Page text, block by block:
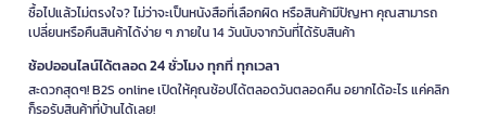
ซื้อไปแล้วไม่ตรงใจ? ไม่ว่าจะเป็นหนังสือที่เลือกผิด หรือสินค้ามีปัญหา คุณสามารถ
เปลี่ยนหรือคืนสินค้าได้ง่าย ๆ ภายใน 14 วันนับจากวันที่ได้รับสินค้า
ช้อปออนไลน์ได้ตลอด 24 ชั่วโมง ทุกที่ ทุกเวลา
สะดวกสุดๆ! B2S online เปิดให้คุณช้อปได้ตลอดวันตลอดคืน อยากได้อะไร แค่คลิก
ก็รอรับสินค้าที่บ้านได้เลย!